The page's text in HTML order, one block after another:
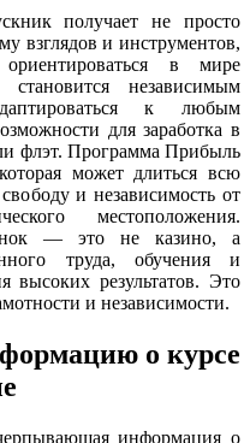
получает не просто
взглядов и инструментов,
в мире
независимым
к любым
для заработка в
флэт. Программа Прибыль
может длиться всю
и независимость от
местоположения.
— это не казино, а
труда, обучения и
высоких результатов. Это
и независимости.
о курсе
информация о